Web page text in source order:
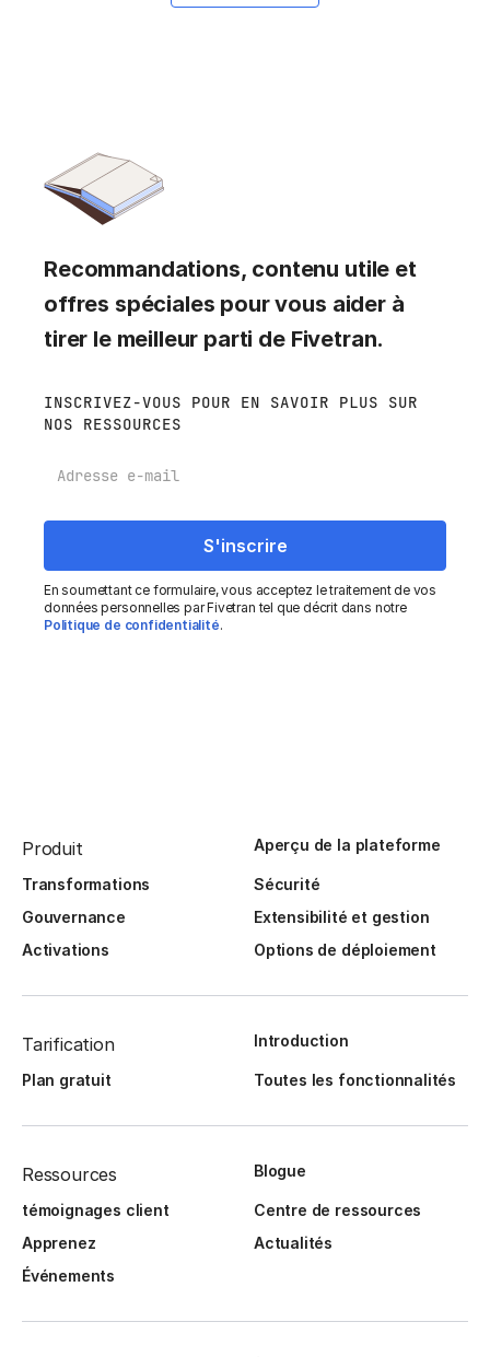
Recommandations, contenu utile et
offres spéciales pour vous aider à
tirer le meilleur parti de Fivetran.
INSCRIVEZ-VOUS POUR EN SAVOIR PLUS SUR
NOS RESSOURCES
En soumettant ce formulaire, vous acceptez le traitement de vos
données personnelles par Fivetran tel que décrit dans notre
Politique de confidentialité.
Produit Aperçu de la plateforme
Transformations
Sécurité
Gouvernance
Extensibilité et gestion
Activations
Options de déploiement
Tarification Introduction
Plan gratuit Toutes les fonctionnalités
Ressources Blogue
témoignages client
Centre de ressources
Apprenez
Actualités
Événements